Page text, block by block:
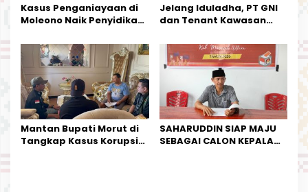
Kasus Penganiayaan di
Moleono Naik Penyidikan,
Kesempatan Terakhir
Jelang Iduladha, PT GNI
dan Tenant Kawasan
Kurban
Mantan Bupati Morut di
Tangkap Kasus Korupsi
SAHARUDDIN SIAP MAJU
SEBAGAI CALON KEPALA